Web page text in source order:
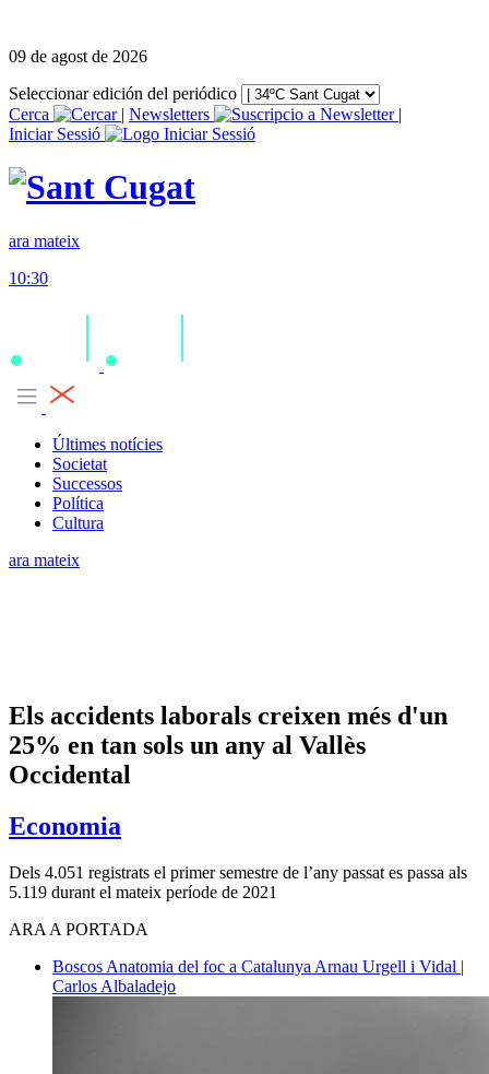
09 de agost de 2026
Seleccionar edición del periódico
Cerca
| Newsletters
|
Iniciar Sessió
ara mateix
10:30
Últimes notícies
Societat
Successos
Política
Cultura
ara mateix
Els accidents laborals creixen més d'un
25% en tan sols un any al Vallès
Occidental
Economia
Dels 4.051 registrats el primer semestre de l’any passat es passa als
5.119 durant el mateix període de 2021
ARA A PORTADA
Boscos Anatomia del foc a Catalunya Arnau Urgell i Vidal |
Carlos Albaladejo